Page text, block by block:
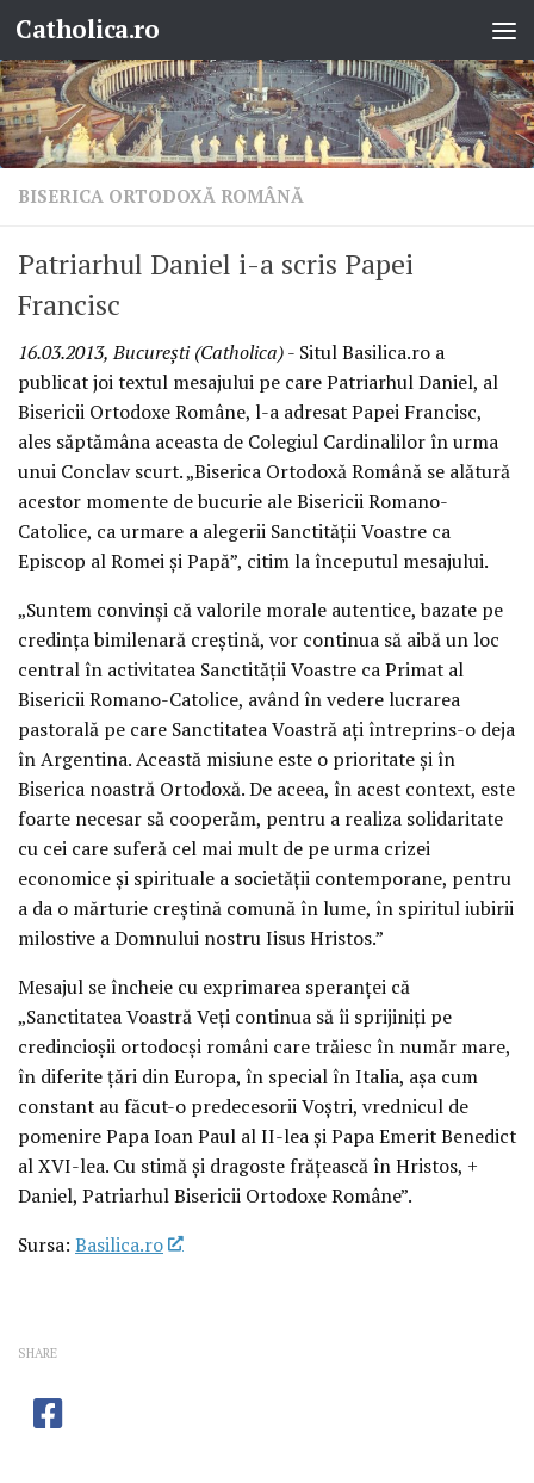
Skip to content
Catholica.ro
BISERICA ORTODOXĂ ROMÂNĂ
Patriarhul Daniel i-a scris Papei
Francisc
16.03.2013, Bucureşti (Catholica)- Situl Basilica.ro a
publicat joi textul mesajului pe care Patriarhul Daniel, al
Bisericii Ortodoxe Române, l-a adresat Papei Francisc,
ales săptămâna aceasta de Colegiul Cardinalilor în urma
unui Conclav scurt. „Biserica Ortodoxă Română se alătură
acestor momente de bucurie ale Bisericii Romano-
Catolice, ca urmare a alegerii Sanctităţii Voastre ca
Episcop al Romei şi Papă”, citim la începutul mesajului.
„Suntem convinşi că valorile morale autentice, bazate pe
credinţa bimilenară creştină, vor continua să aibă un loc
central în activitatea Sanctităţii Voastre ca Primat al
Bisericii Romano-Catolice, având în vedere lucrarea
pastorală pe care Sanctitatea Voastră aţi întreprins-o deja
în Argentina. Această misiune este o prioritate şi în
Biserica noastră Ortodoxă. De aceea, în acest context, este
foarte necesar să cooperăm, pentru a realiza solidaritate
cu cei care suferă cel mai mult de pe urma crizei
economice şi spirituale a societăţii contemporane, pentru
a da o mărturie creştină comună în lume, în spiritul iubirii
milostive a Domnului nostru Iisus Hristos.”
Mesajul se încheie cu exprimarea speranţei că
„Sanctitatea Voastră Veţi continua să îi sprijiniţi pe
credincioşii ortodocşi români care trăiesc în număr mare,
în diferite ţări din Europa, în special în Italia, aşa cum
constant au făcut-o predecesorii Voştri, vrednicul de
pomenire Papa Ioan Paul al II-lea şi Papa Emerit Benedict
al XVI-lea. Cu stimă şi dragoste frăţească în Hristos, +
Daniel, Patriarhul Bisericii Ortodoxe Române”.
Sursa: Basilica.ro
SHARE